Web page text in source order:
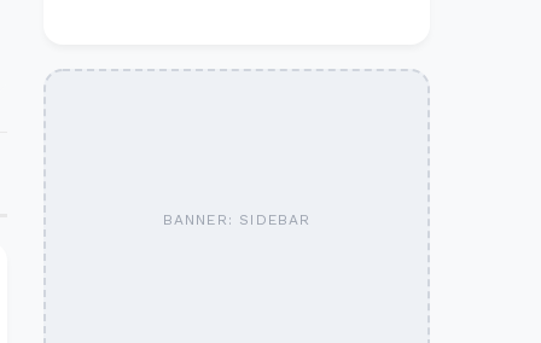
BANNER: SIDEBAR